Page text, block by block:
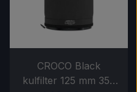
CROCO Black
kulfilter 125 mm 350